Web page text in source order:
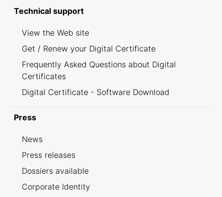
Technical support
View the Web site
Get / Renew your Digital Certificate
Frequently Asked Questions about Digital
Certificates
Digital Certificate - Software Download
Press
News
Press releases
Dossiers available
Corporate Identity